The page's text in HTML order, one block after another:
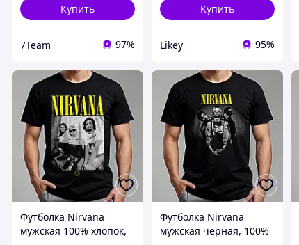
Купить
7Team 97%
Купить
Likey 95%
Футболка Nirvana
мужская 100% хлопок,
Футболка Nirvana
мужская черная, 100%